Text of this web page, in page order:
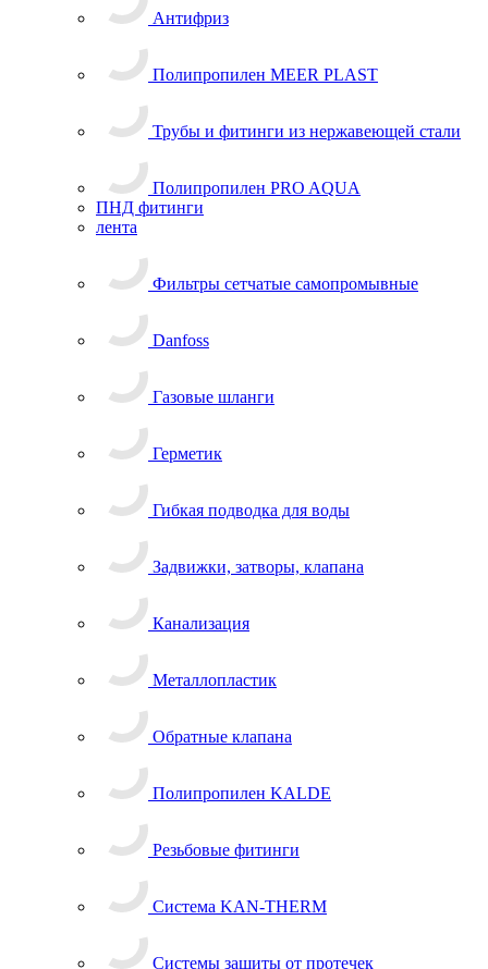
Антифриз
Полипропилен MEER PLAST
Трубы и фитинги из нержавеющей стали
Полипропилен PRO AQUA
ПНД фитинги
лента
Фильтры сетчатые самопромывные
Danfoss
Газовые шланги
Герметик
Гибкая подводка для воды
Задвижки, затворы, клапана
Канализация
Металлопластик
Обратные клапана
Полипропилен KALDE
Резьбовые фитинги
Система KAN-THERM
Системы защиты от протечек